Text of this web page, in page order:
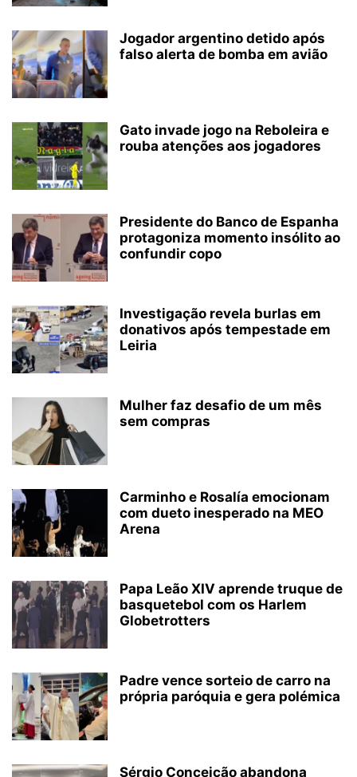
Jogador argentino detido após
falso alerta de bomba em avião
Gato invade jogo na Reboleira e
rouba atenções aos jogadores
Presidente do Banco de Espanha
protagoniza momento insólito ao
confundir copo
Investigação revela burlas em
donativos após tempestade em
Leiria
Mulher faz desafio de um mês
sem compras
Carminho e Rosalía emocionam
com dueto inesperado na MEO
Arena
Papa Leão XIV aprende truque de
basquetebol com os Harlem
Globetrotters
Padre vence sorteio de carro na
própria paróquia e gera polémica
Sérgio Conceição abandona